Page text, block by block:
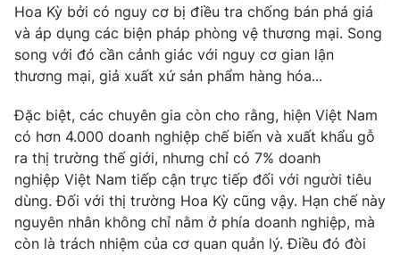
Hoa Kỳ bởi có nguy cơ bị điều tra chống bán phá giá
và áp dụng các biện pháp phòng vệ thương mại. Song
song với đó cần cảnh giác với nguy cơ gian lận
thương mại, giả xuất xứ sản phẩm hàng hóa...
Đặc biệt, các chuyên gia còn cho rằng, hiện Việt Nam
có hơn 4.000 doanh nghiệp chế biến và xuất khẩu gỗ
ra thị trường thế giới, nhưng chỉ có 7% doanh
nghiệp Việt Nam tiếp cận trực tiếp đối với người tiêu
dùng. Đối với thị trường Hoa Kỳ cũng vậy. Hạn chế này
nguyên nhân không chỉ nằm ở phía doanh nghiệp, mà
còn là trách nhiệm của cơ quan quản lý. Điều đó đòi